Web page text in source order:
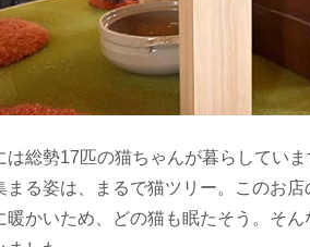
は総勢17匹の猫ちゃんが暮らしてい
まる姿は、まるで猫ツリー。このお
暖かいため、どの猫も眠たそう。そ